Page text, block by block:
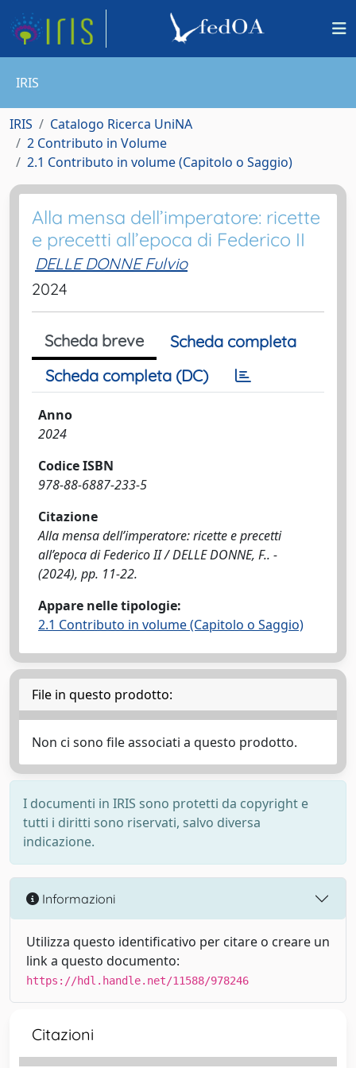
IRIS
IRIS
Catalogo Ricerca UniNA
2 Contributo in Volume
2.1 Contributo in volume (Capitolo o Saggio)
Alla mensa dell’imperatore: ricette
e precetti all’epoca di Federico II
DELLE DONNE Fulvio
2024
Scheda breve
Scheda completa
Scheda completa (DC)
Anno
2024
Codice ISBN
978-88-6887-233-5
Citazione
Alla mensa dell’imperatore: ricette e precetti
all’epoca di Federico II / DELLE DONNE, F.. -
(2024), pp. 11-22.
Appare nelle tipologie:
2.1 Contributo in volume (Capitolo o Saggio)
File in questo prodotto:
Non ci sono file associati a questo prodotto.
I documenti in IRIS sono protetti da copyright e
tutti i diritti sono riservati, salvo diversa
indicazione.
Informazioni
Utilizza questo identificativo per citare o creare un
link a questo documento:
https://hdl.handle.net/11588/978246
Citazioni